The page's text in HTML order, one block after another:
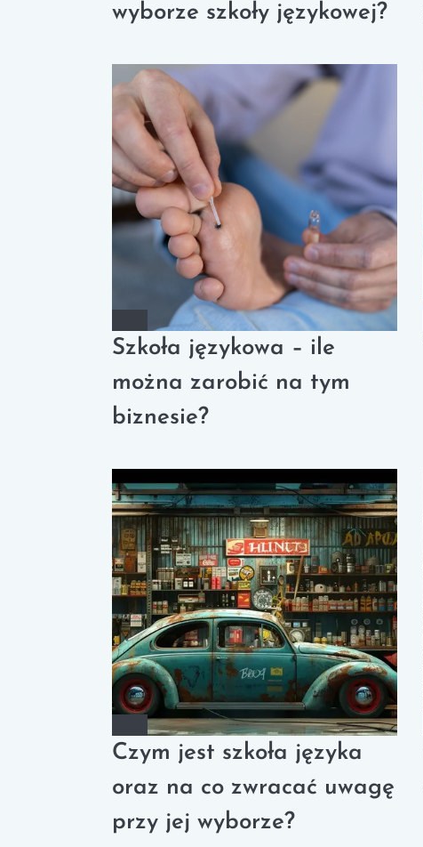
wyborze szkoły językowej?
Szkoła językowa – ile
można zarobić na tym
biznesie?
Czym jest szkoła języka
oraz na co zwracać uwagę
przy jej wyborze?